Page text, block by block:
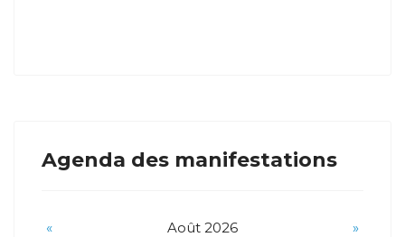
Agenda des manifestations
« Août 2026 »